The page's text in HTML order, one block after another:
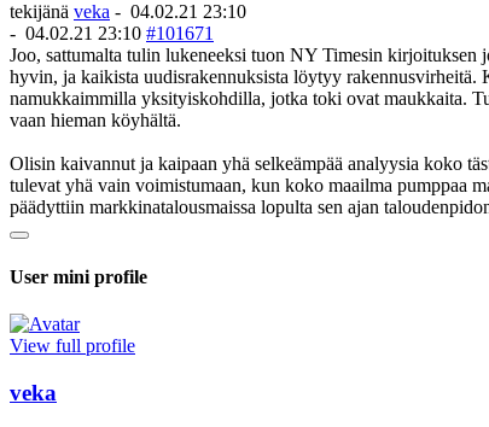
tekijänä veka - 04.02.21 23:10
- 04.02.21 23:10 #101671
Joo, sattumalta tulin lukeneeksi tuon NY Timesin kirjoituksen
hyvin, ja kaikista uudisrakennuksista löytyy
namukkaimmilla yksityiskohdilla, jotka toki ovat maukkaita.
vaan hieman köyhältä.
Olisin kaivannut ja kaipaan yhä selkeämpää analyysia koko
tulevat yhä vain voimistumaan, kun koko maailma pumppaa
päädyttiin markkinatalousmaissa lopulta sen ajan
User mini profile
View full profile
veka